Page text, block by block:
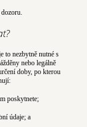
to nezbytně nutné s
nebo legálně
doby, po kterou
poskytnete;
údaje; a